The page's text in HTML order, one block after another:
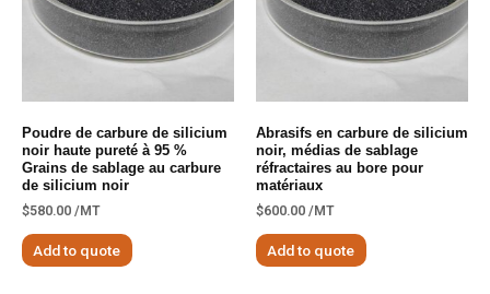
Poudre de carbure de silicium
noir haute pureté à 95 %
Grains de sablage au carbure
de silicium noir
$580.00 /MT
Add to quote
Abrasifs en carbure de silicium
noir, médias de sablage
réfractaires au bore pour
matériaux
$600.00 /MT
Add to quote